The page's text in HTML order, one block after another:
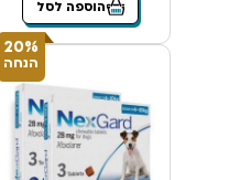
הוספה לסל
20%
הנחה